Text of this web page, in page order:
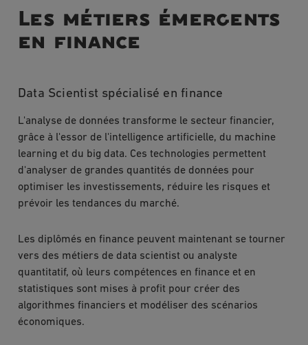
Les métiers émergents
en finance
Data Scientist spécialisé en finance
L'analyse de données transforme le secteur financier,
grâce à l'essor de l'intelligence artificielle, du machine
learning et du big data. Ces technologies permettent
d'analyser de grandes quantités de données pour
optimiser les investissements, réduire les risques et
prévoir les tendances du marché.
Les diplômés en finance peuvent maintenant se tourner
vers des métiers de data scientist ou analyste
quantitatif, où leurs compétences en finance et en
statistiques sont mises à profit pour créer des
algorithmes financiers et modéliser des scénarios
économiques.